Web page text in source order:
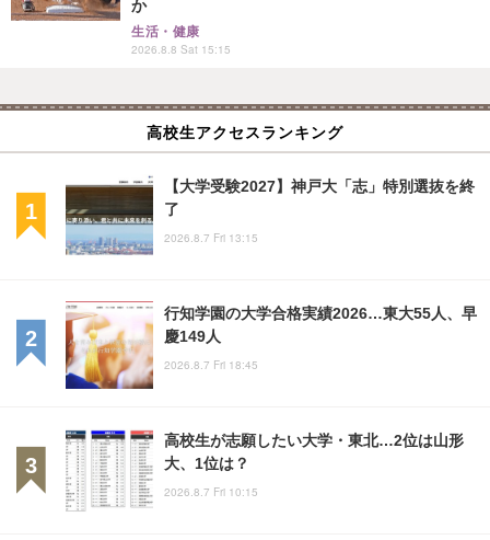
か
生活・健康
2026.8.8 Sat 15:15
高校生アクセスランキング
【大学受験2027】神戸大「志」特別選抜を終
了
2026.8.7 Fri 13:15
行知学園の大学合格実績2026…東大55人、早
慶149人
2026.8.7 Fri 18:45
高校生が志願したい大学・東北…2位は山形
大、1位は？
2026.8.7 Fri 10:15